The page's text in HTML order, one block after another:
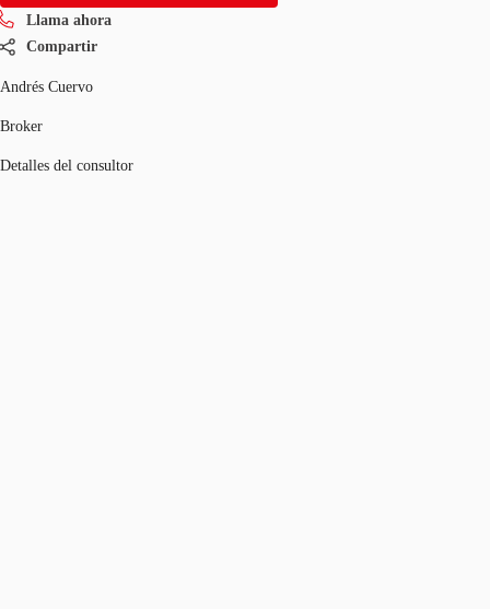
Llama ahora
Compartir
Andrés Cuervo
Broker
Detalles del consultor